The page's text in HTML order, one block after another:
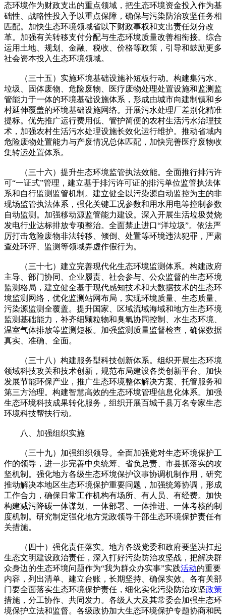
态环境作为财政支出的重点领域，把生态环境资金投入作为基
础性、战略性投入予以重点保障，确保与污染防治攻坚任务相
匹配。加快生态环境领域省以下财政事权和支出责任划分改
革。加强有关转移支付分配与生态环境质量改善相衔接。综合
运用土地、规划、金融、税收、价格等政策，引导和鼓励更多
社会资本投入生态环境领域。
（三十五）实施环境基础设施补短板行动。构建集污水、
垃圾、固体废物、危险废物、医疗废物处理处置设施和监测监
管能力于一体的环境基础设施体系，形成由城市向建制镇和乡
村延伸覆盖的环境基础设施网络。开展污水处理厂差别化精准
提标。优先推广运行费用低、管护简便的农村生活污水治理技
术，加强农村生活污水处理设施长效化运行维护。推动省域内
危险废物处置能力与产废情况总体匹配，加快完善医疗废物收
集转运处置体系。
（三十六）提升生态环境监管执法效能。全面推行排污许
可“一证式”管理，建立基于排污许可证的排污单位监管执法体
系和自行监测监管机制。建立健全以污染源自动监控为主的非
现场监管执法体系，强化关键工况参数和用水用电等控制参数
自动监测。加强移动源监管能力建设。深入开展生活垃圾焚烧
发电行业达标排放专项整治。全面禁止进口“洋垃圾”。依法严
厉打击危险废物非法转移、倾倒、处置等环境违法犯罪，严肃
查处环评、监测等领域弄虚作假行为。
（三十七）建立完善现代化生态环境监测体系。构建政府
主导、部门协同、企业履责、社会参与、公众监督的生态环境
监测格局，建立健全基于现代感知技术和大数据技术的生态环
境监测网络，优化监测站网布局，实现环境质量、生态质量、
污染源监测全覆盖。提升国家、区域流域海域和地方生态环境
监测基础能力，补齐细颗粒物和臭氧协同控制、水生态环境、
温室气体排放等监测短板。加强监测质量监督检查，确保数据
真实、准确、全面。
（三十八）构建服务型科技创新体系。组织开展生态环境
领域科技攻关和技术创新，规范布局建设各类创新平台。加快
发展节能环保产业，推广生态环境整体解决方案、托管服务和
第三方治理。构建智慧高效的生态环境管理信息化体系。加强
生态环境科技成果转化服务，组织开展百城千县万名专家生态
环境科技帮扶行动。
八、加强组织实施
（三十九）加强组织领导。全面加强党对生态环境保护工
作的领导，进一步完善中央统筹、省负总责、市县抓落实的攻
坚机制。强化地方各级生态环境保护议事协调机制作用，研究
推动解决本地区生态环境保护重要问题，加强统筹协调，形成
工作合力，确保日常工作机构有场所、有人员、有经费。加快
构建减污降碳一体谋划、一体部署、一体推进、一体考核的制
度机制。研究制定强化地方党政领导干部生态环境保护责任有
关措施。
（四十）强化责任落实。地方各级党委和政府要坚决扛起
生态文明建设政治责任，深入打好污染防治攻坚战，把解决群
众身边的生态环境问题作为“我为群众办实事”实践活动的重要
内容，列出清单、建立台账，长期坚持、确保实效。各有关部
门要全面落实生态环境保护责任，细化实化污染防治攻坚政策
措施，分工协作、共同发力。各级人大及其常委会加强生态环
境保护立法和监督。各级政协加大生态环境保护专题协商和民